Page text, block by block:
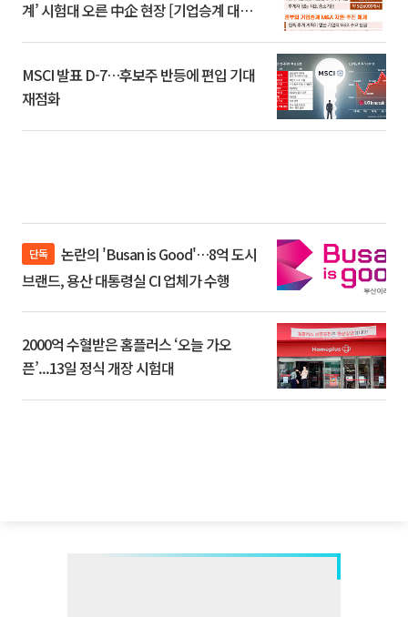
계’ 시험대 오른 中企 현장 [기업승계 대전
MSCI 발표 D-7…후보주 반등에 편입 기대
재점화
단독
브랜드, 용산 대통령실 CI 업체가 수행
2000억 수혈받은 홈플러스 ‘오늘 가오
픈’...13일 정식 개장 시험대